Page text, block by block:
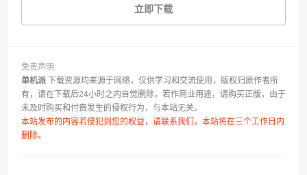
立即下载
免责声明:
单机派 下载资源均来源于网络，仅供学习和交流使用，版权归原作者所
有，请在下载后24小时之内自觉删除，若作商业用途，请购买正版，由于
未及时购买和付费发生的侵权行为，与本站无关。
本站发布的内容若侵犯到您的权益，请联系我们，本站将在三个工作日内
删除。